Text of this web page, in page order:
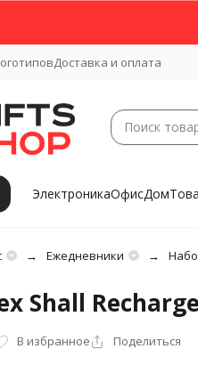
Доставка и оплата
ЭлектроникаОфисДом
Ежедневники
Shall
В избранное Поделиться